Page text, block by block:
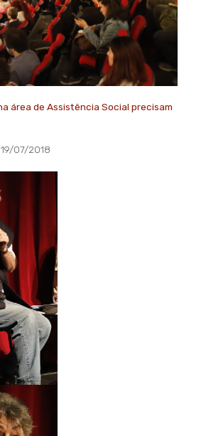
área de Assistência Social precisam
19/07/2018